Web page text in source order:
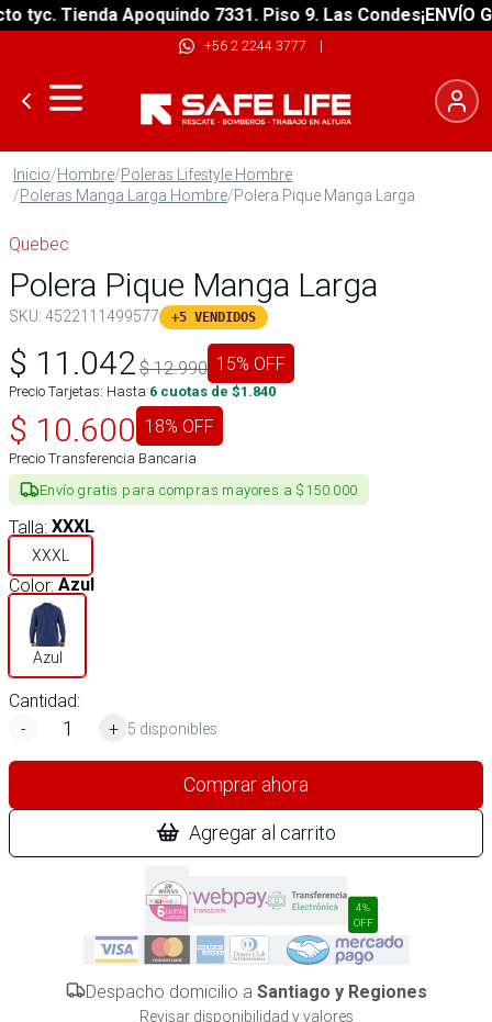
Tienda Apoquindo 7331. Piso 9. Las Condes¡ENVÍO
+56 2 2244 3777 |
Inicio/Hombre/Poleras Lifestyle Hombre
/Poleras Manga Larga Hombre/Polera Pique Manga Larga
Quebec
Polera Pique Manga Larga
SKU: 4522111499577 +5 VENDIDOS
$ 11.042 $12.990 15% OFF
Precio Tarjetas: Hasta 6 cuotas de $1.840
$ 10.600 18% OFF
Precio Transferencia Bancaria
Envío gratis para compras mayores a $150.000
Talla: XXXL
XXXL
Color: Azul
Azul
Cantidad:
-
+ 5 disponibles
Comprar ahora
Agregar al carrito
4%
OFF
Despacho domicilio a Santiago y Regiones
Revisar disponibilidad y valores